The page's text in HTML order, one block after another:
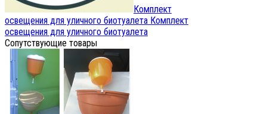
Комплект
освещения для уличного биотуалета Комплект
освещения для уличного биотуалета
Сопутствующие товары